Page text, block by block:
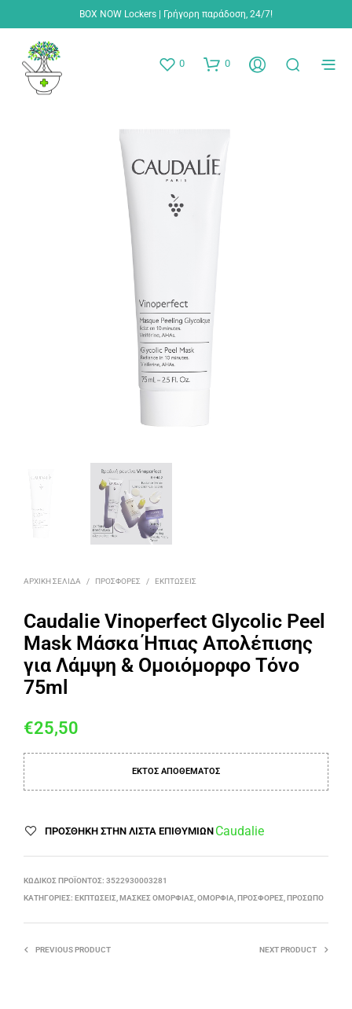
BOX NOW Lockers | Γρήγορη παράδοση, 24/7!
0 0
ΑΡΧΙΚΉ ΣΕΛΊΔΑ / ΠΡΟΣΦΟΡΈΣ / ΕΚΠΤΏΣΕΙΣ
Caudalie Vinoperfect Glycolic Peel
Mask Μάσκα Ήπιας Απολέπισης
για Λάμψη & Ομοιόμορφο Τόνο
75ml
€25,50
ΕΚΤΌΣ ΑΠΟΘΈΜΑΤΟΣ
Caudalie
ΠΡΌΣΘΉΚΗ ΣΤΗΝ ΛΊΣΤΑ ΕΠΙΘΥΜΙΏΝ
ΚΩΔΙΚΌΣ ΠΡΟΪΌΝΤΟΣ: 3522930003281
ΚΑΤΗΓΟΡΊΕΣ: ΕΚΠΤΏΣΕΙΣ, ΜΆΣΚΕΣ ΟΜΟΡΦΙΆΣ,ΟΜΟΡΦΙΆ, ΠΡΟΣΦΟΡΈΣ, ΠΡΌΣΩΠΟ
PREVIOUS PRODUCT NEXT PRODUCT